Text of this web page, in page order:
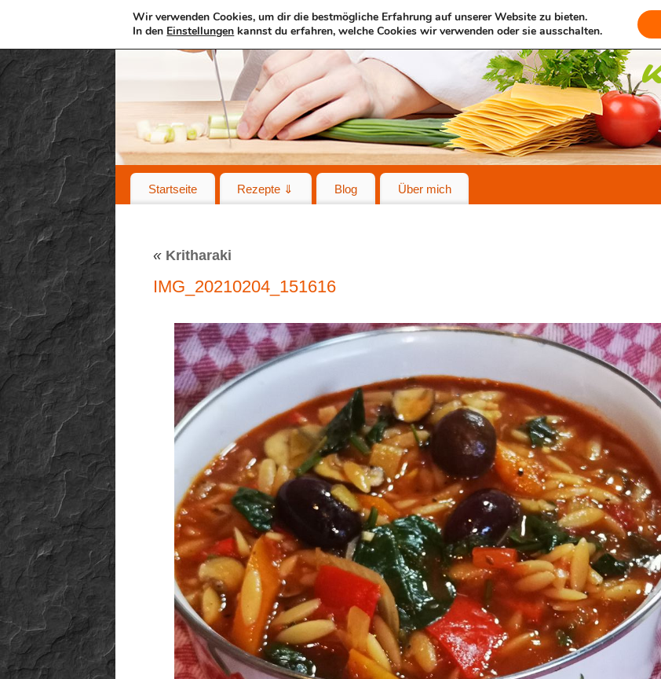
Startseite Rezepte ⇓ Blog Über mich
« Kritharaki
IMG_20210204_151616
Wir verwenden Cookies, um dir die bestmögliche Erfahrung auf unserer Website zu bieten.
In den Einstellungen kannst du erfahren, welche Cookies wir verwenden oder sie ausschalten.